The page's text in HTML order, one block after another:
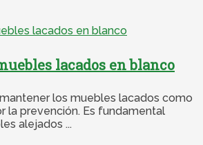
lacados en blanco
los muebles lacados como
la prevención. Es fundamental
alejados ...